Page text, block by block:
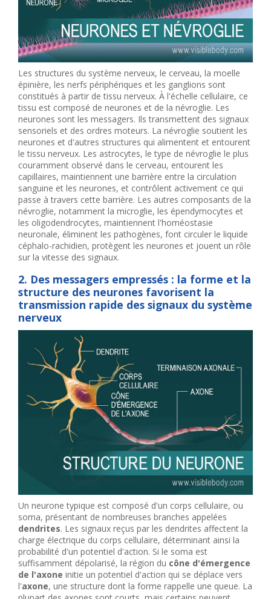
Les structures du système nerveux, le cerveau, la moelle
épinière, les nerfs périphériques et les ganglions sont
constitués à partir de tissu nerveux. À l'échelle cellulaire, ce
tissu est composé de neurones et de la névroglie. Les
neurones sont les messagers. Ils transmettent des signaux
sensoriels et des ordres moteurs. La névroglie soutient les
neurones et d'autres structures qui alimentent et entourent
le tissu nerveux. Les astrocytes, le type de névroglie le plus
couramment observé dans le cerveau, entourent les
capillaires, maintiennent une barrière entre la circulation
sanguine et les neurones, et contrôlent activement ce qui
passe à travers cette barrière. Les autres composants de la
névroglie, notamment la microglie, les épendymocytes et
les oligodendrocytes, maintiennent l'homéostasie
neuronale, éliminent les pathogènes, font circuler le liquide
céphalo-rachidien, protègent les neurones et jouent un rôle
sur la vitesse des signaux.
2. Des messagers empressés : la forme et la
structure des neurones favorisent la
transmission rapide des signaux du système
nerveux
Un neurone typique est composé d'un corps cellulaire, ou
soma, présentant de nombreuses branches appelées
dendrites. Les signaux reçus par les dendrites affectent la
charge électrique du corps cellulaire, déterminant ainsi la
probabilité d'un potentiel d'action. Si le soma est
suffisamment dépolarisé, la région du cône d'émergence
de l'axone initie un potentiel d'action qui se déplace vers
l'axone, une structure dont la forme rappelle une queue. La